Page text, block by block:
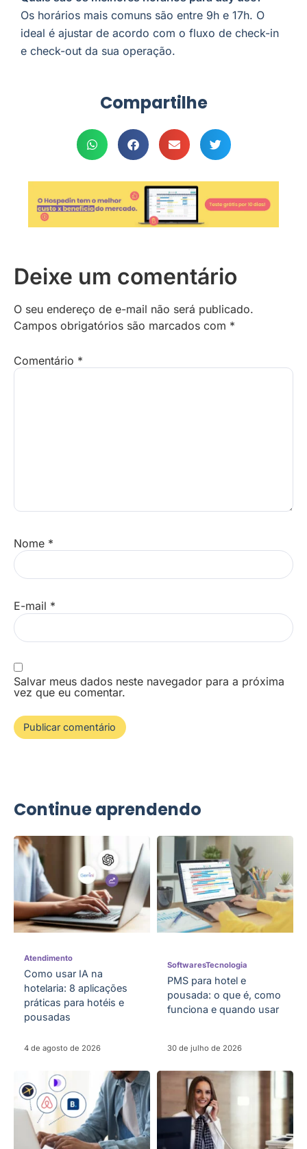
Os horários mais comuns são entre 9h e 17h. O
ideal é ajustar de acordo com o fluxo de check-in
e check-out da sua operação.
Compartilhe
Deixe um comentário
O seu endereço de e-mail não será publicado.
Campos obrigatórios são marcados com *
Comentário *
Nome *
E-mail *
Salvar meus dados neste navegador para a próxima
vez que eu comentar.
Continue aprendendo
Atendimento
Como usar IA na
hotelaria: 8 aplicações
práticas para hotéis e
pousadas
4 de agosto de 2026
SoftwaresTecnologia
PMS para hotel e
pousada: o que é, como
funciona e quando usar
30 de julho de 2026